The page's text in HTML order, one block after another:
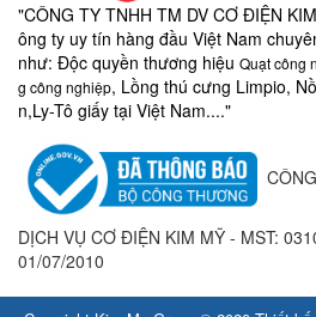
"CÔNG TY TNHH TM DV CƠ ĐIỆN
ông ty uy tín hàng đầu Việt Nam
như: Độc quyền thương hiệu Quạt công
g công nghiệp, Lồng thú cưng Limpio,
n,Ly-Tô giấy tại Việt Nam...."
DỊCH VỤ CƠ ĐIỆN KIM MỸ - MST:
01/07/2010